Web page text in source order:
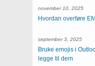
november 10, 2025
Hvordan overføre
september 3, 2025
Bruke emojis i
legge til dem